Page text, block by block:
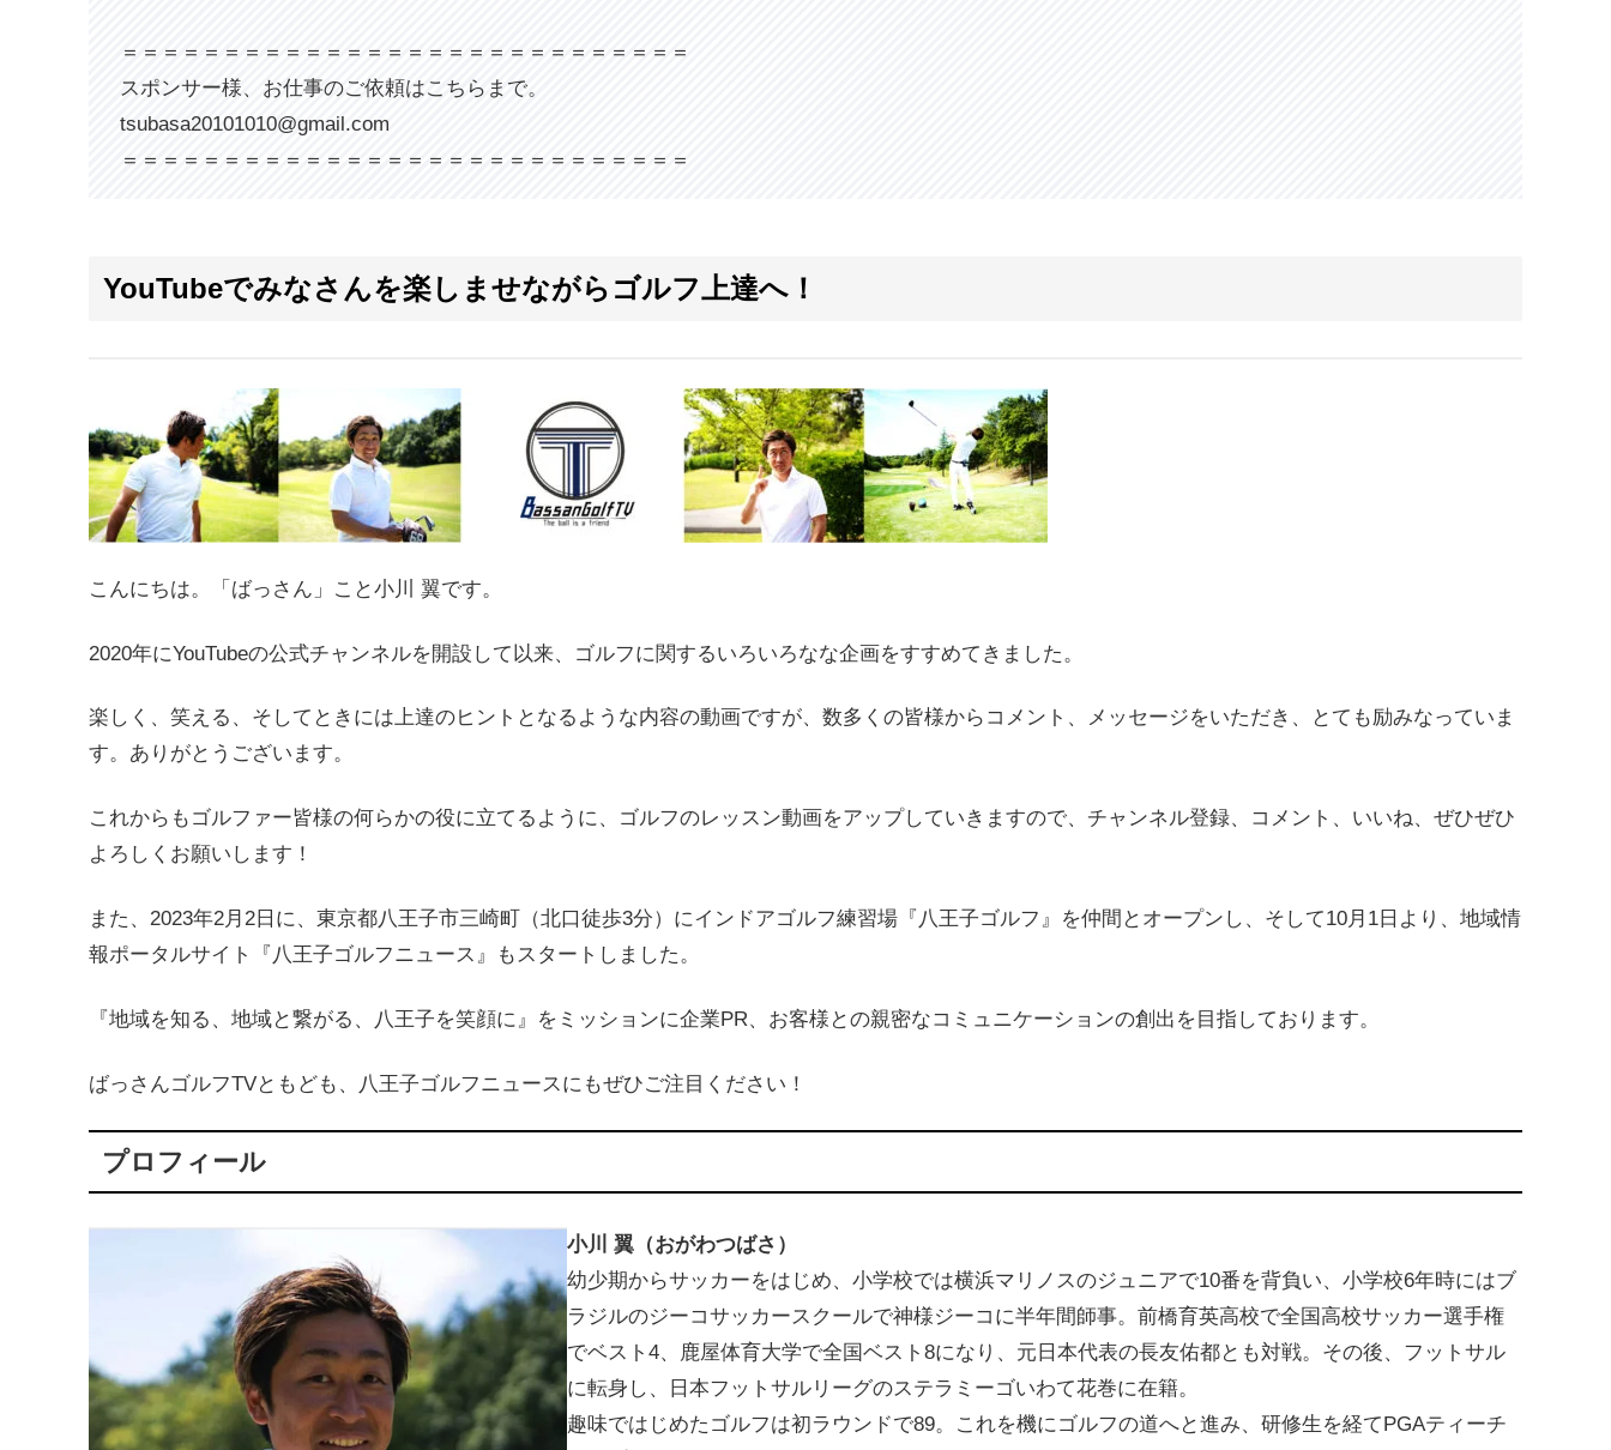
＝＝＝＝＝＝＝＝＝＝＝＝＝＝＝＝＝＝＝＝＝＝＝＝＝＝＝＝
スポンサー様、お仕事のご依頼はこちらまで。
tsubasa20101010@gmail.com
＝＝＝＝＝＝＝＝＝＝＝＝＝＝＝＝＝＝＝＝＝＝＝＝＝＝＝＝
YouTubeでみなさんを楽しませながらゴルフ上達へ！
こんにちは。「ばっさん」こと小川 翼です。
2020年にYouTubeの公式チャンネルを開設して以来、ゴルフに関するいろいろなな企画をすすめてきました。
楽しく、笑える、そしてときには上達のヒントとなるような内容の動画ですが、数多くの皆様からコメント、メッセージをいただき、とても励みなっていま
す。ありがとうございます。
これからもゴルファー皆様の何らかの役に立てるように、ゴルフのレッスン動画をアップしていきますので、チャンネル登録、コメント、いいね、ぜひぜひ
よろしくお願いします！
また、2023年2月2日に、東京都八王子市三崎町（北口徒歩3分）にインドアゴルフ練習場『八王子ゴルフ』を仲間とオープンし、そして10月1日より、地域情
報ポータルサイト『八王子ゴルフニュース』もスタートしました。
『地域を知る、地域と繋がる、八王子を笑顔に』をミッションに企業PR、お客様との親密なコミュニケーションの創出を目指しております。
ばっさんゴルフTVともども、八王子ゴルフニュースにもぜひご注目ください！
プロフィール
小川 翼（おがわつばさ）
幼少期からサッカーをはじめ、小学校では横浜マリノスのジュニアで10番を背負い、小学校6年時にはブ
ラジルのジーコサッカースクールで神様ジーコに半年間師事。前橋育英高校で全国高校サッカー選手権
でベスト4、鹿屋体育大学で全国ベスト8になり、元日本代表の長友佑都とも対戦。その後、フットサル
に転身し、日本フットサルリーグのステラミーゴいわて花巻に在籍。
趣味ではじめたゴルフは初ラウンドで89。これを機にゴルフの道へと進み、研修生を経てPGAティーチ